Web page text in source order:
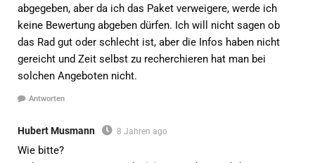
abgegeben, aber da ich das Paket verweigere, werde ich
keine Bewertung abgeben dürfen. Ich will nicht sagen ob
das Rad gut oder schlecht ist, aber die Infos haben nicht
gereicht und Zeit selbst zu recherchieren hat man bei
solchen Angeboten nicht.
Antworten
Hubert Musmann 8 Jahren ago
Wie bitte?